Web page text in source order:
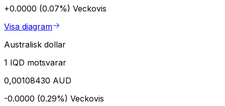
+0.0000 (0.07%) Veckovis
Visa diagram
Australisk dollar
1 IQD motsvarar
0,00108430 AUD
-0.0000 (0.29%) Veckovis